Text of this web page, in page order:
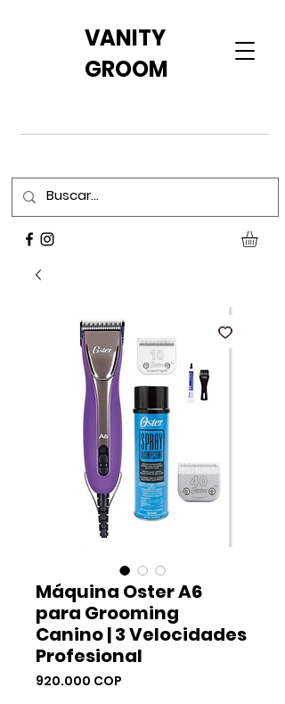
VANITY
GROOM
Máquina Oster A6
para Grooming
Canino | 3 Velocidades
Profesional
920.000 COP